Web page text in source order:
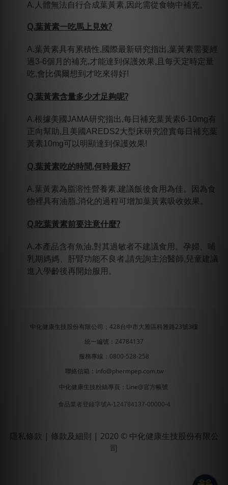
A.人體無法自行合成葉黃素,因此需從食物中補充。
Q.葉黃素一吃馬上見效?
A.葉黃素具有累積性,國際最新研究指出,葉黃素需要經
過3-6個月的補充,才能達到保護效果,且每天定時定量
吃,會比偶爾想到才吃來得好!
Q.葉黃素含量多少才足夠呢?
A.根據美國JAMA研究指出,每日補充葉黃素6-10mg有
正向幫助,且美國AREDS2大型床研究證實每日補充葉
黃素10mg可以明顯達到保護效果!
Q.葉黃素吃的時間,何時最好?
A.葉黃素為脂溶性營養素,建議飯後食用為佳。因為食
物裡具有油脂,消化的過程可增加葉黃素吸收效果。
Q.吃葉黃素前要注意什麼?
A.本產品含有魚油,對其過敏者不建議食用。孕婦、哺
乳期媽媽、肝腎功能不良者,請先詢主治醫師,兒童建議
進入學齡後再開始服用。
中化健康生技股份有限公司；428台中市大雅區科雅路23號3樓
統一編號：24784137
服務專線：0800-528-258
聯絡信箱：info@phermpep.com.tw
中化健康生技粉絲專頁 ； Line@官方帳號
食品業者登錄字號A-124784137-00000-4
隱私條款 | 條款及細則 | 2020 © 中化健康生技股份有限公
司